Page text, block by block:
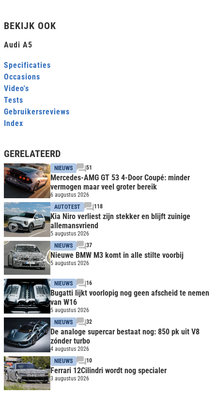
BEKIJK OOK
Audi A5
Specificaties
Occasions
Video's
Tests
Gebruikersreviews
Index
GERELATEERD
NIEUWS 51
Mercedes-AMG GT 53 4-Door Coupé: minder
vermogen maar veel groter bereik
6 augustus 2026
AUTOTEST
118
Kia Niro verliest zijn stekker en blijft zuinige
allemansvriend
5 augustus 2026
NIEUWS
37
Nieuwe BMW M3 komt in alle stilte voorbij
5 augustus 2026
NIEUWS 16
Bugatti lijkt voorlopig nog geen afscheid te nemen
van W16
5 augustus 2026
NIEUWS
32
De analoge supercar bestaat nog: 850 pk uit V8
zónder turbo
4 augustus 2026
NIEUWS
10
Ferrari 12Cilindri wordt nog specialer
3 augustus 2026